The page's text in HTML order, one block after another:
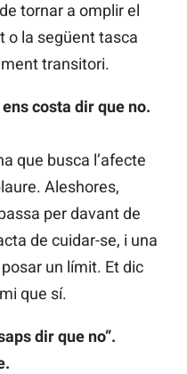
tornar a omplir el
o la següent tasca
transitori.
costa dir que no.
que busca l’afecte
Aleshores,
per davant de
de cuidar-se, i una
un límit. Et dic
que sí.
dir que no”.